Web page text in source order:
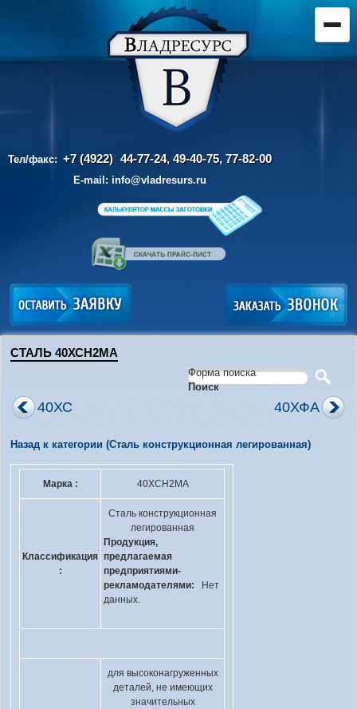
Тел/факс: +7 (4922) 44-77-24, 49-40-75, 77-82-00
E-mail: info@vladresurs.ru
СТАЛЬ 40ХСН2МА
Форма поиска
Поиск
40ХС 40ХФА
Назад к категории (Сталь конструкционная легированная)
Марка : 40ХСН2МА
Классификация
:
Сталь конструкционная
легированная
Продукция,
предлагаемая
предприятиями-
рекламодателями:
Нет
данных.
для высоконагруженных
деталей, не имеющих
значительных